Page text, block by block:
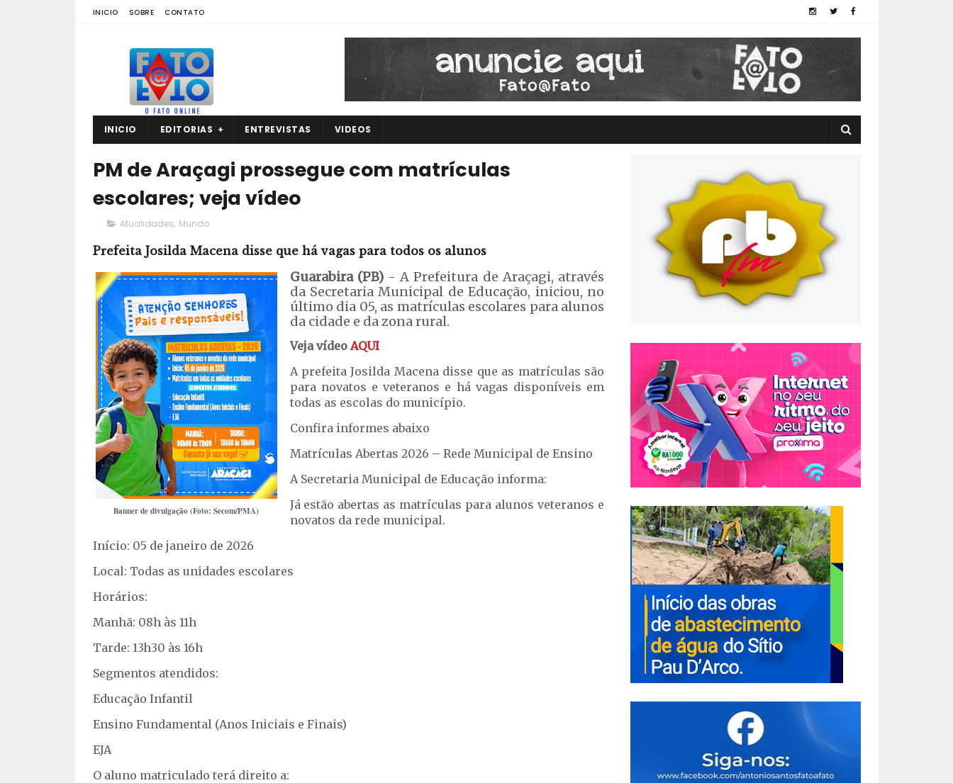
INICIO SOBRE CONTATO
INICIO EDITORIAS ENTREVISTAS VIDEOS
PM de Araçagi prossegue com matrículas
escolares; veja vídeo
Atualidades, Mundo
Prefeita Josilda Macena disse que há vagas para todos os alunos
Banner de divulgação (Foto: Secom/PMA)
Guarabira (PB)- A Prefeitura de Araçagi, através
da Secretaria Municipal de Educação, iniciou, no
último dia 05, as matrículas escolares para alunos
da cidade e da zona rural.
Veja vídeoAQUI
A prefeita Josilda Macena disse que as matrículas são
para novatos e veteranos e há vagas disponíveis em
todas as escolas do município.
Confira informes abaixo
Matrículas Abertas 2026 – Rede Municipal de Ensino
A Secretaria Municipal de Educação informa:
Já estão abertas as matrículas para alunos veteranos e
novatos da rede municipal.
Início: 05 de janeiro de 2026
Local: Todas as unidades escolares
Horários:
Manhã: 08h às 11h
Tarde: 13h30 às 16h
Segmentos atendidos:
Educação Infantil
Ensino Fundamental (Anos Iniciais e Finais)
EJA
O aluno matriculado terá direito a: